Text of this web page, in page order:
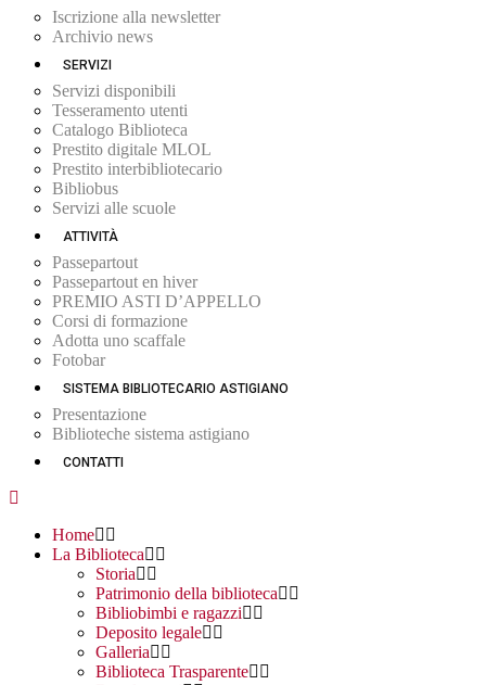
Iscrizione alla newsletter
Archivio news
SERVIZI
Servizi disponibili
Tesseramento utenti
Catalogo Biblioteca
Prestito digitale MLOL
Prestito interbibliotecario
Bibliobus
Servizi alle scuole
ATTIVITÀ
Passepartout
Passepartout en hiver
PREMIO ASTI D’APPELLO
Corsi di formazione
Adotta uno scaffale
Fotobar
SISTEMA BIBLIOTECARIO ASTIGIANO
Presentazione
Biblioteche sistema astigiano
CONTATTI
Home
La Biblioteca
Storia
Patrimonio della biblioteca
Bibliobimbi e ragazzi
Deposito legale
Galleria
Biblioteca Trasparente